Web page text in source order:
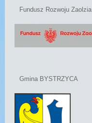
Fundusz Rozwoju Zaolzia
Gmina BYSTRZYCA